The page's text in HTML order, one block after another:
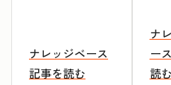
ナレッジベース
記事を読む
ナ
ー
読む